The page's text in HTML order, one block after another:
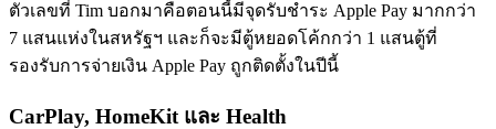
ตัวเลขที่ Tim บอกมาคือตอนนี้มีจุดรับชำระ Apple Pay มากกว่า
7 แสนแห่งในสหรัฐฯ และก็จะมีตู้หยอดโค้กกว่า 1 แสนตู้ที่
รองรับการจ่ายเงิน Apple Pay ถูกติดตั้งในปีนี้
CarPlay, HomeKit และ Health